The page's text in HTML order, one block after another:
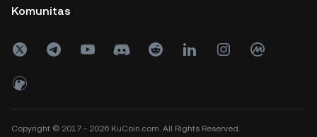
Komunitas
Copyright © 2017 - 2026 KuCoin.com. All Rights Reserved.